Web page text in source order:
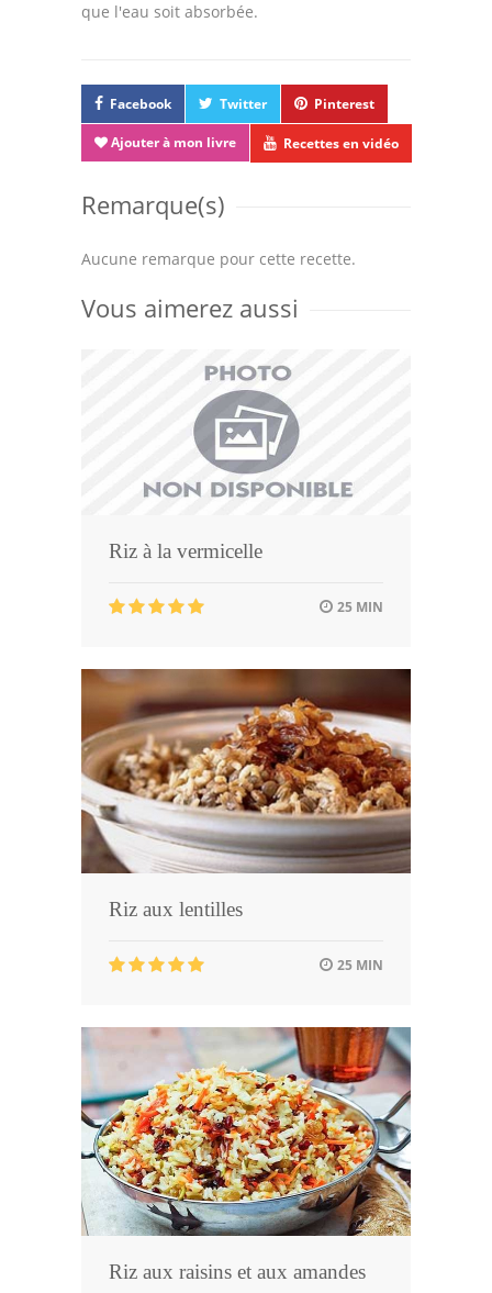
que l'eau soit absorbée.
Facebook Twitter Pinterest
Ajouter à mon livre Recettes en vidéo
Remarque(s)
Aucune remarque pour cette recette.
Vous aimerez aussi
Riz à la vermicelle
25 MIN
Riz aux lentilles
25 MIN
Riz aux raisins et aux amandes